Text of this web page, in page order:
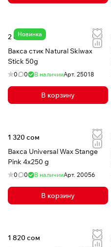
Новинка
2 050 сом
Вакса стик Natural Skiwax
Stick 50g
0 0 В наличииАрт. 25018
В корзину
1 320 сом
Вакса Universal Wax Stange
Pink 4x250 g
0 0 В наличииАрт. 20056
В корзину
1 820 сом